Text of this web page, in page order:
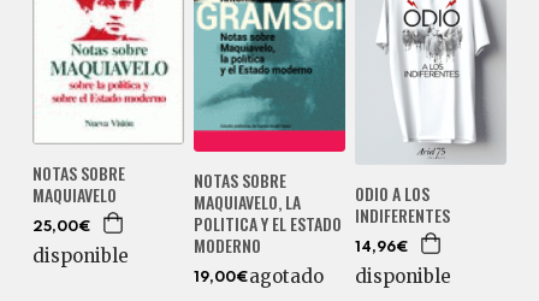
NOTAS SOBRE
MAQUIAVELO
25,00€
disponible
NOTAS SOBRE
MAQUIAVELO, LA
POLITICA Y EL ESTADO
MODERNO
19,00€agotado
ODIO A LOS
INDIFERENTES
14,96€
disponible